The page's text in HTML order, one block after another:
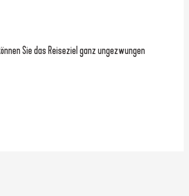
Sie das Reiseziel ganz ungezwungen